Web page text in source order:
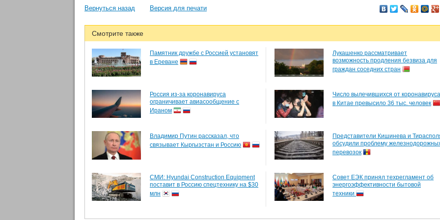
Вернуться назад
Версия для печати
Смотрите также
Памятник дружбе с Россией установят
в Ереване
Лукашенко рассматривает
возможность продления безвиза для
граждан соседних стран
Россия из-за коронавируса
ограничивает авиасообщение с
Ираном
Число вылечившихся от коронавируса
в Китае превысило 36 тыс. человек
Владимир Путин рассказал, что
связывает Кыргызстан и Россию
Представители Кишинева и
обсудили проблему
перевозок
СМИ: Hyundai Construction Equipment
поставит в Россию спецтехнику на $30
млн
Совет ЕЭК принял техрегламент об
энергоэффективности бытовой
техники